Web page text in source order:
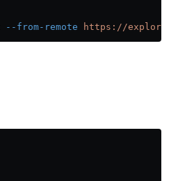
--from-remote https://